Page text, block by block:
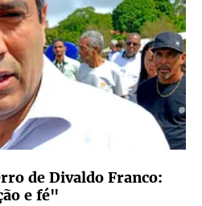
de Divaldo Franco:
e fé"